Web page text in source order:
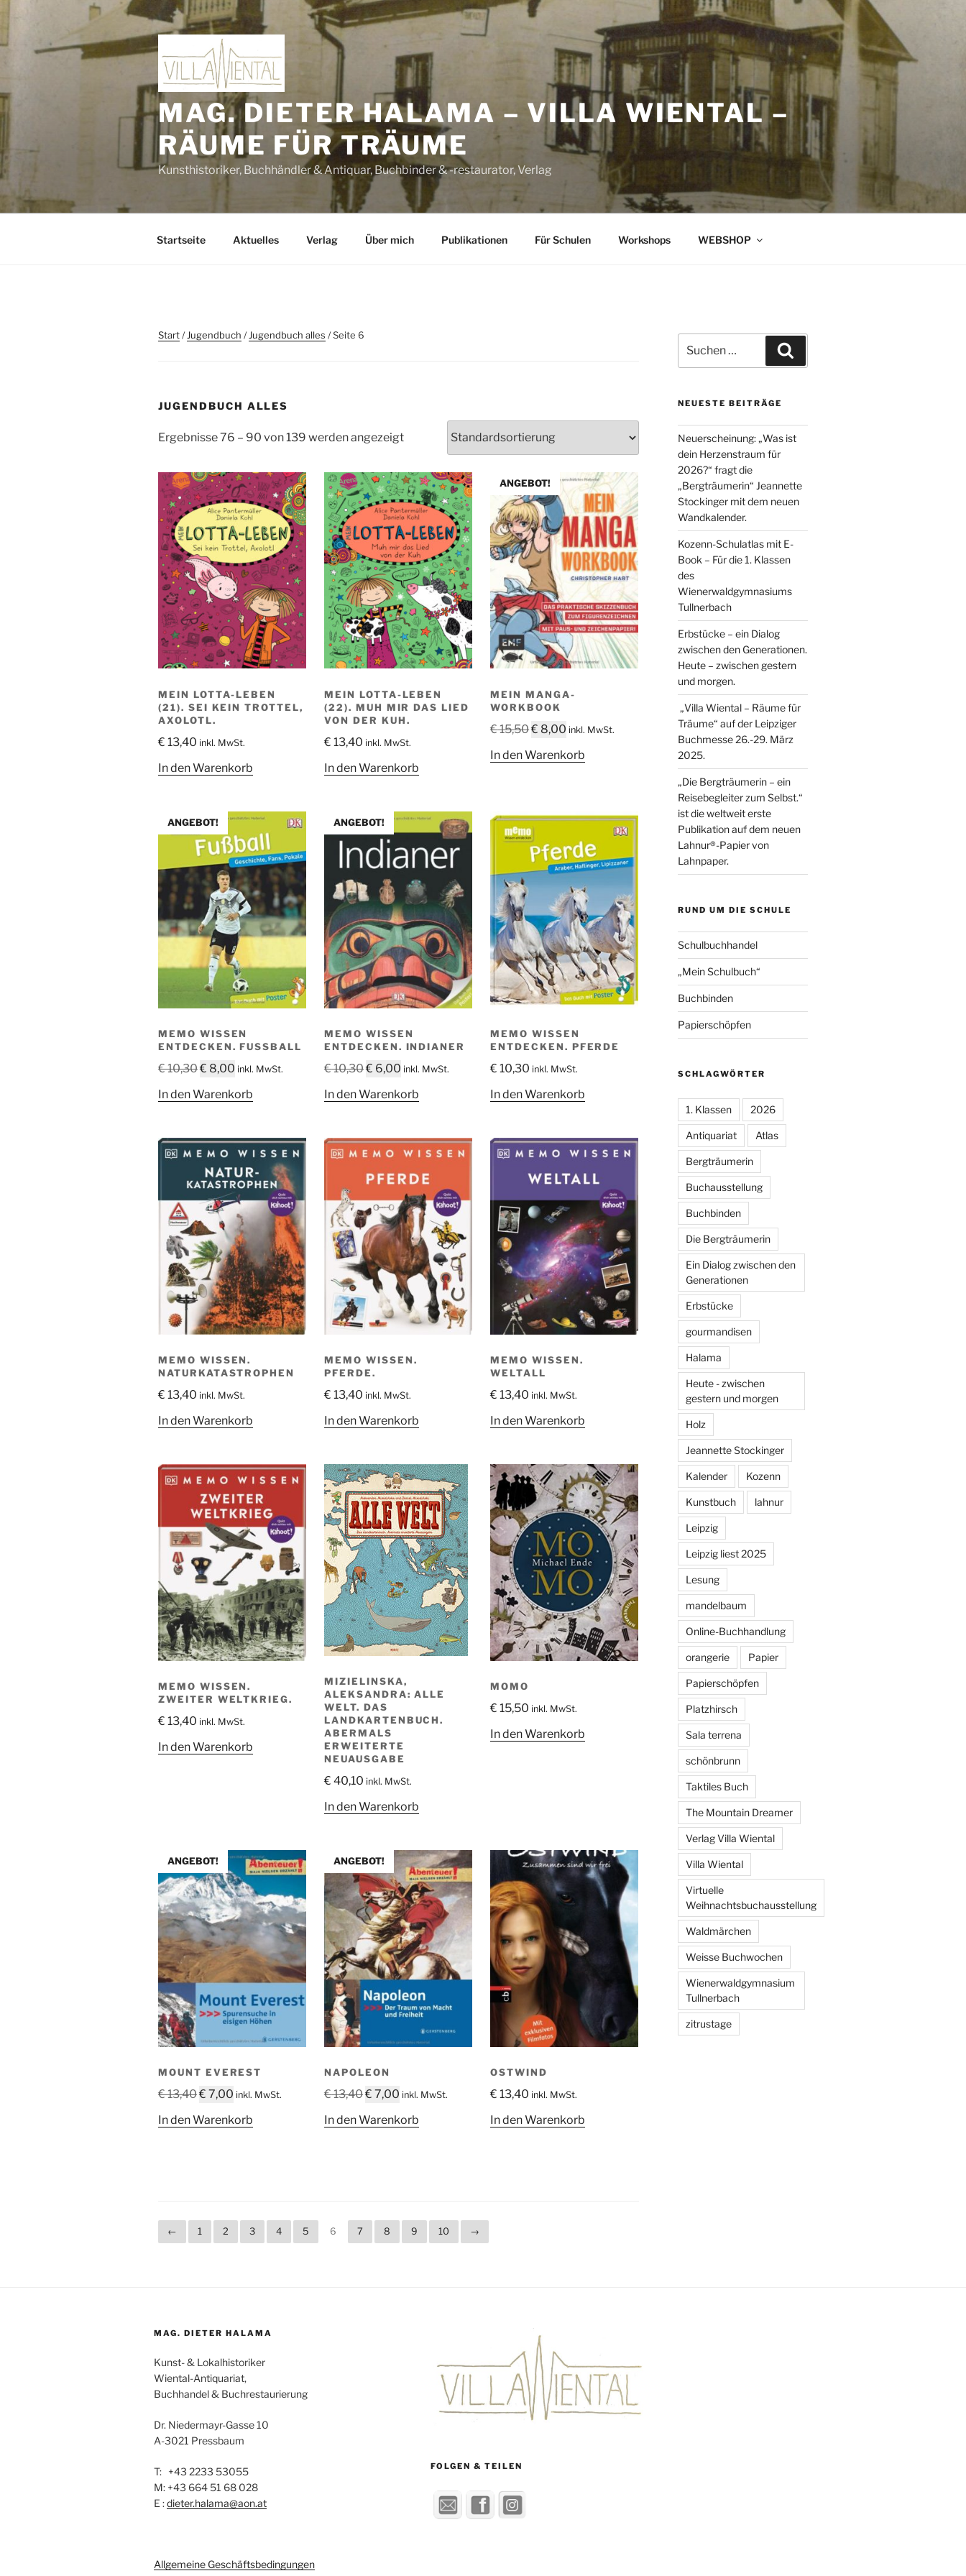
Inhalt
springen
MAG. DIETER HALAMA – VILLA WIENTAL –
RÄUME FÜR TRÄUME
Kunsthistoriker, Buchhändler & Antiquar, Buchbinder & -restaurator, Verlag
Startseite Aktuelles Verlag Über mich Publikationen Für Schulen Workshops WEBSHOP
Start/ Jugendbuch / Jugendbuch alles / Seite 6
JUGENDBUCH ALLES
Ergebnisse 76 – 90 von 139 werden angezeigt
MEIN LOTTA-LEBEN
(21). SEI KEIN TROTTEL,
AXOLOTL.
€ 13,40 inkl. MwSt.
In den Warenkorb
MEIN LOTTA-LEBEN
(22). MUH MIR DAS LIED
VON DER KUH.
€ 13,40 inkl. MwSt.
In den Warenkorb
ANGEBOT!
MEIN MANGA-
WORKBOOK
€15,50Ursprünglicher
war:
€ 8,00 Aktueller
ist:
inkl. MwSt.
In den Warenkorb
ANGEBOT!
MEMO WISSEN
ENTDECKEN. FUSSBALL
€10,30Ursprünglicher
war:
€ 8,00 Aktueller
ist:
inkl. MwSt.
In den Warenkorb
ANGEBOT!
MEMO WISSEN
ENTDECKEN. INDIANER
€10,30Ursprünglicher
war:
€ 6,00 Aktueller
ist:
inkl. MwSt.
In den Warenkorb
MEMO WISSEN
ENTDECKEN. PFERDE
€ 10,30 inkl. MwSt.
In den Warenkorb
MEMO WISSEN.
NATURKATASTROPHEN
€ 13,40 inkl. MwSt.
In den Warenkorb
MEMO WISSEN.
PFERDE.
€ 13,40 inkl. MwSt.
In den Warenkorb
MEMO WISSEN.
WELTALL
€ 13,40 inkl. MwSt.
In den Warenkorb
MEMO WISSEN.
ZWEITER WELTKRIEG.
€ 13,40 inkl. MwSt.
In den Warenkorb
MIZIELINSKA,
ALEKSANDRA: ALLE
WELT. DAS
LANDKARTENBUCH.
ABERMALS
ERWEITERTE
NEUAUSGABE
€ 40,10 inkl. MwSt.
In den Warenkorb
MOMO
€ 15,50 inkl. MwSt.
In den Warenkorb
ANGEBOT!
MOUNT EVEREST
€13,40Ursprünglicher
war:
€ 7,00 Aktueller
ist:
inkl. MwSt.
In den Warenkorb
ANGEBOT!
NAPOLEON
€13,40Ursprünglicher
war:
€ 7,00 Aktueller
ist:
inkl. MwSt.
In den Warenkorb
OSTWIND
€ 13,40 inkl. MwSt.
In den Warenkorb
← 1 2 3 4 5 6 7 8 9 10 →
nach:
NEUESTE BEITRÄGE
Neuerscheinung: „Was ist
dein Herzenstraum für
2026?“ fragt die
„Bergträumerin“ Jeannette
Stockinger mit dem neuen
Wandkalender.
Kozenn-Schulatlas mit E-
Book – Für die 1. Klassen
des
Wienerwaldgymnasiums
Tullnerbach
Erbstücke – ein Dialog
zwischen den Generationen.
Heute – zwischen gestern
und morgen.
„Villa Wiental – Räume für
Träume“ auf der Leipziger
Buchmesse 26.-29. März
2025.
„Die Bergträumerin – ein
Reisebegleiter zum Selbst.“
ist die weltweit erste
Publikation auf dem neuen
Lahnur®-Papier von
Lahnpaper.
RUND UM DIE SCHULE
Schulbuchhandel
„Mein Schulbuch“
Buchbinden
Papierschöpfen
SCHLAGWÖRTER
1. Klassen 2026
Antiquariat Atlas
Bergträumerin
Buchausstellung
Buchbinden
Die Bergträumerin
Ein Dialog zwischen den
Generationen
Erbstücke
gourmandisen
Halama
Heute - zwischen
gestern und morgen
Holz
Jeannette Stockinger
Kalender Kozenn
Kunstbuch lahnur
Leipzig
Leipzig liest 2025
Lesung
mandelbaum
Online-Buchhandlung
orangerie Papier
Papierschöpfen
Platzhirsch
Sala terrena
schönbrunn
Taktiles Buch
The Mountain Dreamer
Verlag Villa Wiental
Villa Wiental
Virtuelle
Weihnachtsbuchausstellung
Waldmärchen
Weisse Buchwochen
Wienerwaldgymnasium
Tullnerbach
zitrustage
MAG. DIETER HALAMA
Kunst- & Lokalhistoriker
Wiental-Antiquariat,
Buchhandel & Buchrestaurierung
Dr. Niedermayr-Gasse 10
A-3021 Pressbaum
T: +43 2233 53055
M: +43 664 51 68 028
E :dieter.halama@aon.at
Allgemeine Geschäftsbedingungen
FOLGEN & TEILEN